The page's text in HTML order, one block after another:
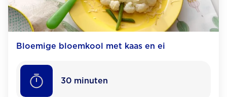
Bloemige bloemkool met kaas en ei
30 minuten